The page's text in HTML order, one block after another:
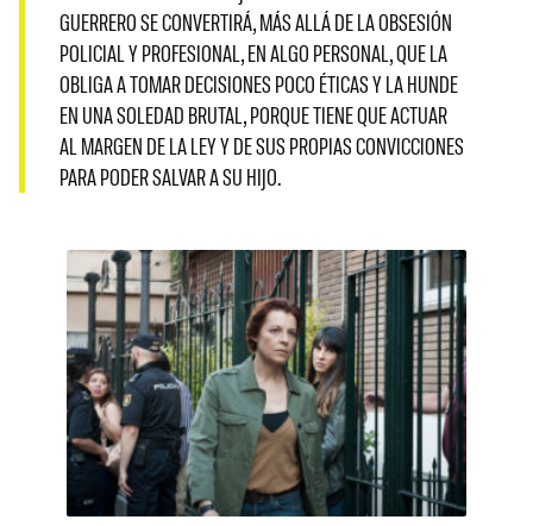
GUERRERO SE CONVERTIRÁ, MÁS ALLÁ DE LA OBSESIÓN
POLICIAL Y PROFESIONAL, EN ALGO PERSONAL, QUE LA
OBLIGA A TOMAR DECISIONES POCO ÉTICAS Y LA HUNDE
EN UNA SOLEDAD BRUTAL, PORQUE TIENE QUE ACTUAR
AL MARGEN DE LA LEY Y DE SUS PROPIAS CONVICCIONES
PARA PODER SALVAR A SU HIJO.